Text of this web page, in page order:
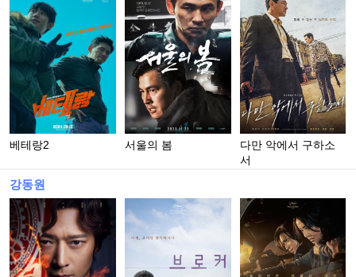
베테랑2 서울의 봄
다만 악에서 구하소
서
강동원